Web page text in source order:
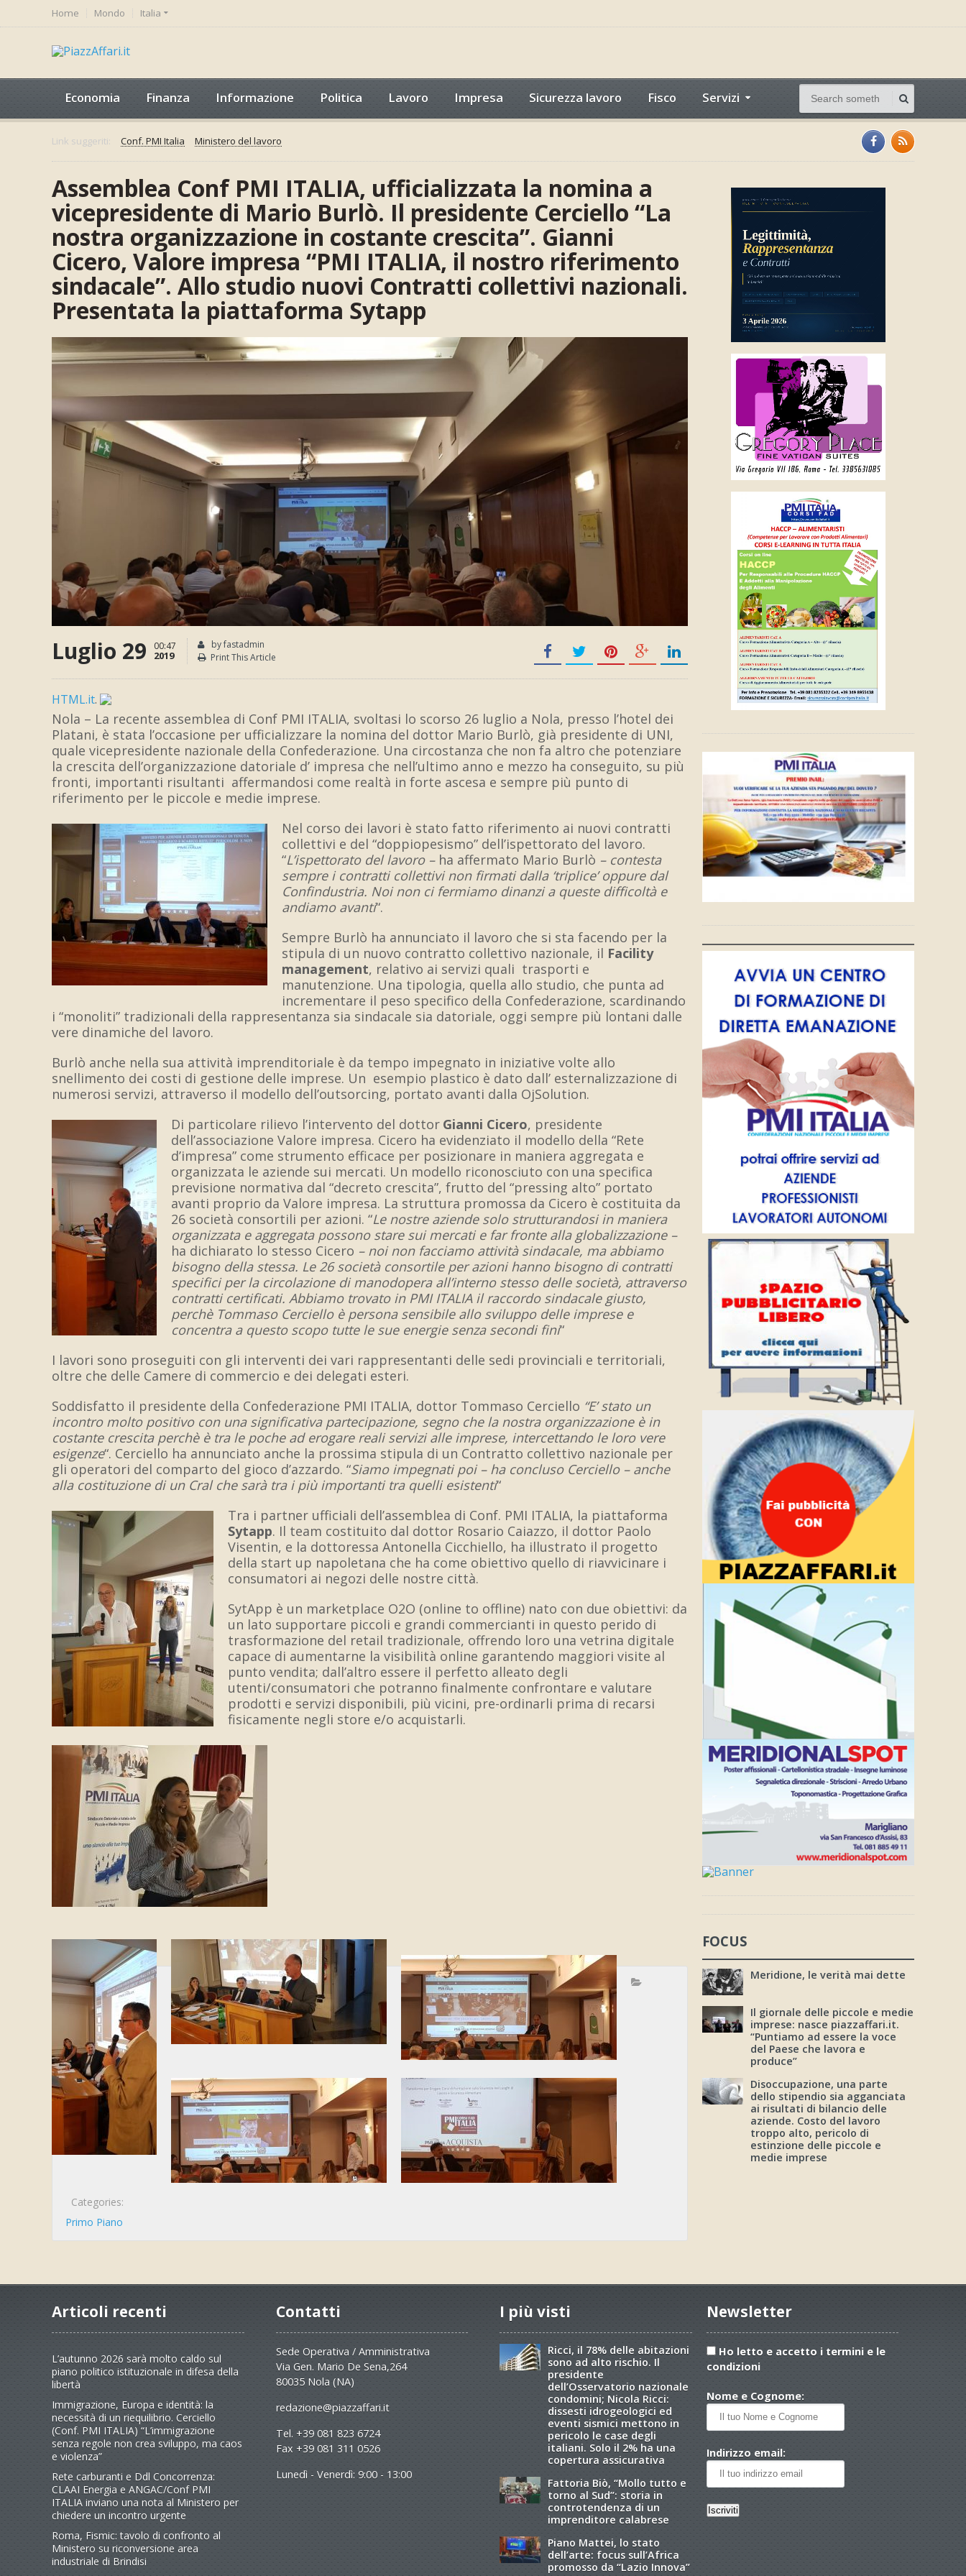
Home Mondo Italia
Economia Finanza Informazione Politica Lavoro Impresa Sicurezza lavoro Fisco Servizi
Link suggeriti: Conf. PMI Italia Ministero del lavoro
Assemblea Conf PMI ITALIA, ufficializzata la nomina a
vicepresidente di Mario Burlò. Il presidente Cerciello “La
nostra organizzazione in costante crescita”. Gianni
Cicero, Valore impresa “PMI ITALIA, il nostro riferimento
sindacale”. Allo studio nuovi Contratti collettivi nazionali.
Presentata la piattaforma Sytapp
Luglio 29 00:47
2019
by fastadmin
Print This Article
HTML.it.
Nola – La recente assemblea di Conf PMI ITALIA, svoltasi lo scorso 26 luglio a Nola, presso l’hotel dei
Platani, è stata l’occasione per ufficializzare la nomina del dottor Mario Burlò, già presidente di UNI,
quale vicepresidente nazionale della Confederazione. Una circostanza che non fa altro che potenziare
la crescita dell’organizzazione datoriale d’ impresa che nell’ultimo anno e mezzo ha conseguito, su più
fronti, importanti risultanti affermandosi come realtà in forte ascesa e sempre più punto di
riferimento per le piccole e medie imprese.
Nel corso dei lavori è stato fatto riferimento ai nuovi contratti
collettivi e del “doppiopesismo” dell’ispettorato del lavoro.
“L’ispettorato del lavoro – ha affermato Mario Burlò – contesta
sempre i contratti collettivi non firmati dalla ‘triplice’ oppure dal
Confindustria. Noi non ci fermiamo dinanzi a queste difficoltà e
andiamo avanti“.
Sempre Burlò ha annunciato il lavoro che si sta facendo per la
stipula di un nuovo contratto collettivo nazionale, il Facility
management, relativo ai servizi quali trasporti e
manutenzione. Una tipologia, quella allo studio, che punta ad
incrementare il peso specifico della Confederazione, scardinando
i “monoliti” tradizionali della rappresentanza sia sindacale sia datoriale, oggi sempre più lontani dalle
vere dinamiche del lavoro.
Burlò anche nella sua attività imprenditoriale è da tempo impegnato in iniziative volte allo
snellimento dei costi di gestione delle imprese. Un esempio plastico è dato dall’ esternalizzazione di
numerosi servizi, attraverso il modello dell’outsorcing, portato avanti dalla OjSolution.
Di particolare rilievo l’intervento del dottor Gianni Cicero, presidente
dell’associazione Valore impresa. Cicero ha evidenziato il modello della “Rete
d’impresa” come strumento efficace per posizionare in maniera aggregata e
organizzata le aziende sui mercati. Un modello riconosciuto con una specifica
previsione normativa dal “decreto crescita”, frutto del “pressing alto” portato
avanti proprio da Valore impresa. La struttura promossa da Cicero è costituita da
26 società consortili per azioni. “Le nostre aziende solo strutturandosi in maniera
organizzata e aggregata possono stare sui mercati e far fronte alla globalizzazione –
ha dichiarato lo stesso Cicero – noi non facciamo attività sindacale, ma abbiamo
bisogno della stessa. Le 26 società consortile per azioni hanno bisogno di contratti
specifici per la circolazione di manodopera all’interno stesso delle società, attraverso
contratti certificati. Abbiamo trovato in PMI ITALIA il raccordo sindacale giusto,
perchè Tommaso Cerciello è persona sensibile allo sviluppo delle imprese e
concentra a questo scopo tutte le sue energie senza secondi fini“
I lavori sono proseguiti con gli interventi dei vari rappresentanti delle sedi provinciali e territoriali,
oltre che delle Camere di commercio e dei delegati esteri.
Soddisfatto il presidente della Confederazione PMI ITALIA, dottor Tommaso Cerciello “E’ stato un
incontro molto positivo con una significativa partecipazione, segno che la nostra organizzazione è in
costante crescita perchè è tra le poche ad erogare reali servizi alle imprese, intercettando le loro vere
esigenze“. Cerciello ha annunciato anche la prossima stipula di un Contratto collettivo nazionale per
gli operatori del comparto del gioco d’azzardo. “Siamo impegnati poi – ha concluso Cerciello – anche
alla costituzione di un Cral che sarà tra i più importanti tra quelli esistenti“
Tra i partner ufficiali dell’assemblea di Conf. PMI ITALIA, la piattaforma
Sytapp. Il team costituito dal dottor Rosario Caiazzo, il dottor Paolo
Visentin, e la dottoressa Antonella Cicchiello, ha illustrato il progetto
della start up napoletana che ha come obiettivo quello di riavvicinare i
consumatori ai negozi delle nostre città.
SytApp è un marketplace O2O (online to offline) nato con due obiettivi: da
un lato supportare piccoli e grandi commercianti in questo perido di
trasformazione del retail tradizionale, offrendo loro una vetrina digitale
capace di aumentarne la visibilità online garantendo maggiori visite al
punto vendita; dall’altro essere il perfetto alleato degli
utenti/consumatori che potranno finalmente confrontare e valutare
prodotti e servizi disponibili, più vicini, pre-ordinarli prima di recarsi
fisicamente negli store e/o acquistarli.
Categories:
Primo Piano
FOCUS
Meridione, le verità mai dette
Il giornale delle piccole e medie
imprese: nasce piazzaffari.it.
“Puntiamo ad essere la voce
del Paese che lavora e
produce”
Disoccupazione, una parte
dello stipendio sia agganciata
ai risultati di bilancio delle
aziende. Costo del lavoro
troppo alto, pericolo di
estinzione delle piccole e
medie imprese
Articoli recenti
L’autunno 2026 sarà molto caldo sul
piano politico istituzionale in difesa della
libertà
Immigrazione, Europa e identità: la
necessità di un riequilibrio. Cerciello
(Conf. PMI ITALIA) “L’immigrazione
senza regole non crea sviluppo, ma caos
e violenza”
Rete carburanti e Ddl Concorrenza:
CLAAI Energia e ANGAC/Conf PMI
ITALIA inviano una nota al Ministero per
chiedere un incontro urgente
Roma, Fismic: tavolo di confronto al
Ministero su riconversione area
industriale di Brindisi
Contatti
Sede Operativa / Amministrativa
Via Gen. Mario De Sena,264
80035 Nola (NA)
redazione@piazzaffari.it
Tel. +39 081 823 6724
Fax +39 081 311 0526
Lunedì - Venerdì: 9:00 - 13:00
I più visti
Ricci, il 78% delle abitazioni
sono ad alto rischio. Il
presidente
dell’Osservatorio nazionale
condomini; Nicola Ricci:
dissesti idrogeologici ed
eventi sismici mettono in
pericolo le case degli
italiani. Solo il 2% ha una
copertura assicurativa
Fattoria Biò, “Mollo tutto e
torno al Sud”: storia in
controtendenza di un
imprenditore calabrese
Piano Mattei, lo stato
dell’arte: focus sull’Africa
promosso da “Lazio Innova”
Newsletter
Ho letto e accetto i termini e le
condizioni
Nome e Cognome:
Indirizzo email: